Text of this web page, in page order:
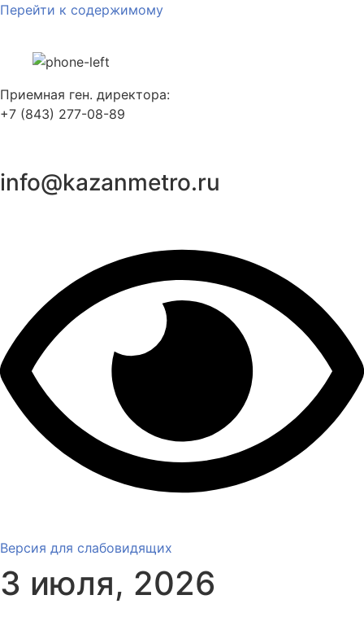
Перейти к содержимому
Приемная ген. директора:
+7 (843) 277-08-89
info@kazanmetro.ru
Версия для слабовидящих
3 июля, 2026